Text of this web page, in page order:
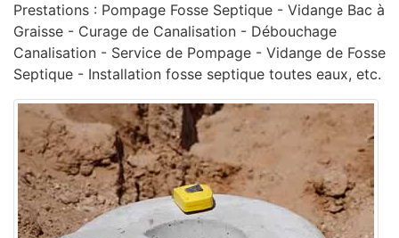
Prestations : Pompage Fosse Septique - Vidange Bac à
Graisse - Curage de Canalisation - ‎Débouchage
Canalisation - ‎Service de Pompage - ‎Vidange de Fosse
Septique - Installation fosse septique toutes eaux, etc.